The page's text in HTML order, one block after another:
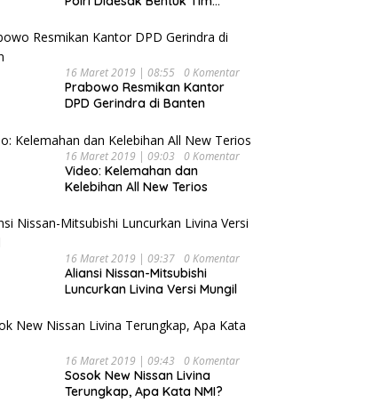
16 Maret 2019 | 08:55 0 Komentar
Prabowo Resmikan Kantor
DPD Gerindra di Banten
16 Maret 2019 | 09:03 0 Komentar
Video: Kelemahan dan
Kelebihan All New Terios
16 Maret 2019 | 09:37 0 Komentar
Aliansi Nissan-Mitsubishi
Luncurkan Livina Versi Mungil
16 Maret 2019 | 09:43 0 Komentar
Sosok New Nissan Livina
Terungkap, Apa Kata NMI?